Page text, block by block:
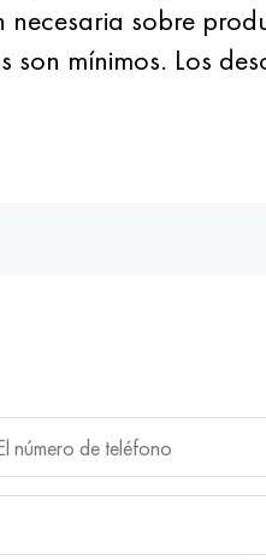
sobre
mínimos. Los